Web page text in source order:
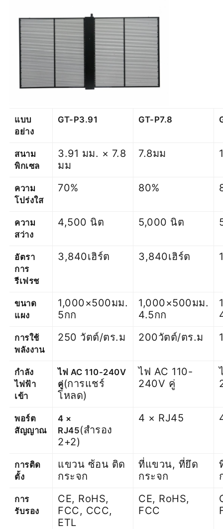
แบบ
อย่าง
GT-P3.91 GT-P7.8
สนาม
พิกเซล
3.91 มม. × 7.8
มม
7.8มม
ความ
โปร่งใส
70% 80%
ความ
สว่าง
4,500 นิต 5,000 นิต
อัตรา
การ
รีเฟรช
3,840เฮิร์ต 3,840เฮิร์ต
ขนาด
แผง
1,000×500มม.
5กก
1,000×500มม.
4.5กก
การใช้
พลังงาน
250 วัตต์/ตร.ม 200วัตต์/ตร.ม
กำลัง
ไฟฟ้า
เข้า
ไฟ AC 110-240V
คู่(การแชร์
โหลด)
ไฟ AC 110-
240V คู่
พอร์ต
สัญญาณ
4 ×
RJ45(สำรอง
2+2)
4 × RJ45
การติด
ตั้ง
แขวน ซ้อน ติด
กระจก
ที่แขวน, ที่ยึด
กระจก
การ
รับรอง
CE, RoHS,
FCC, CCC,
ETL
CE, RoHS,
FCC